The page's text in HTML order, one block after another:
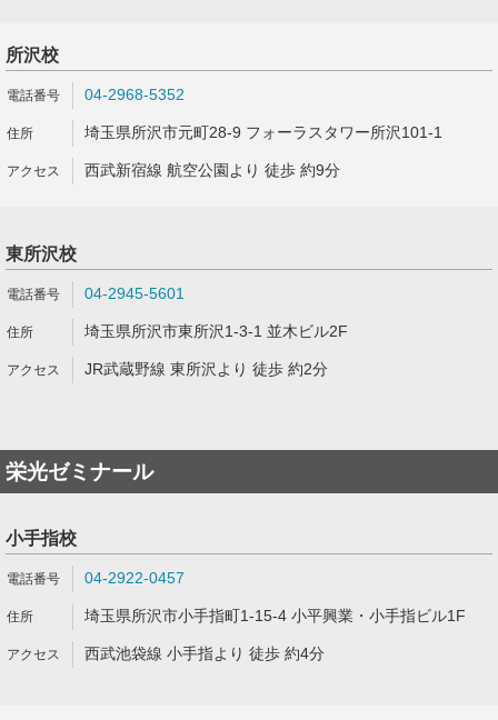
所沢校
04-2968-5352
埼玉県所沢市元町28-9 フォーラスタワー所沢101-1
西武新宿線 航空公園より 徒歩 約9分
東所沢校
04-2945-5601
埼玉県所沢市東所沢1-3-1 並木ビル2F
JR武蔵野線 東所沢より 徒歩 約2分
栄光ゼミナール
小手指校
04-2922-0457
埼玉県所沢市小手指町1-15-4 小平興業・小手指ビル1F
西武池袋線 小手指より 徒歩 約4分